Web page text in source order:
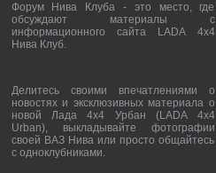
Форум Нива Клуба - это место, где
обсуждают материалы с
информационного сайта LADA 4x4
Нива Клуб.
Делитесь своими впечатлениями о
новостях и эксклюзивных материала о
новой Лада 4х4 Урбан (LADA 4x4
Urban), выкладывайте фотографии
своей ВАЗ Нива или просто общайтесь
с одноклубниками.